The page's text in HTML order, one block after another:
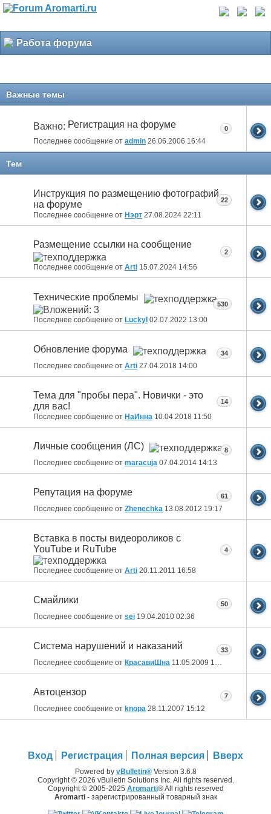
Работа форума
Важные темы
Важно: Регистрация на форуме
Последнее сообщение от admin 26.06.2006 16:44
0
Тем
Инструкция по размещению фотографий
на форуме
Последнее сообщение от Нэрт 27.08.2024 22:11
22
Размещение ссылки на сообщение
Последнее сообщение от Arti 15.07.2024 14:56
2
Технические проблемы
Последнее сообщение от LuckyI 02.07.2022 13:00
530
Обновление форума
Последнее сообщение от Arti 27.04.2018 14:00
34
Тема для "пробы пера". Новички - это
для вас!
Последнее сообщение от НаИнна 10.04.2018 11:50
14
Личные сообщения (ЛС)
Последнее сообщение от maracuja 07.04.2014 14:13
8
Репутация на форуме
Последнее сообщение от Zhenechka 13.08.2012 19:17
61
Вставка в посты видеороликов с
YouTube и RuTube
Последнее сообщение от Arti 20.11.2011 16:58
4
Смайлики
Последнее сообщение от sei 19.04.2010 02:36
50
Система нарушений и наказаний
Последнее сообщение от КрасавиШна 11.05.2009 10:42
33
Автоцензор
Последнее сообщение от knopa 28.11.2007 15:12
7
Вход Регистрация Полная версия Вверх
Powered by vBulletin®Version 3.6.8
Copyright © 2026 vBulletin Solutions Inc. All rights reserved.
Copyright © 2005-2025 Aromarti® All rights reserved
Aromarti- зарегистрированный товарный знак